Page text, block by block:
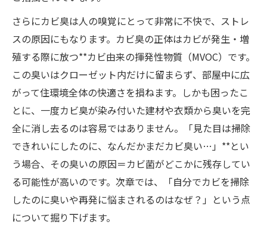
さらにカビ臭は人の嗅覚にとって非常に不快で、ストレ
スの原因にもなります。カビ臭の正体はカビが発生・増
殖する際に放つ**カビ由来の揮発性物質（MVOC）です。
この臭いはクローゼット内だけに留まらず、部屋中に広
がって住環境全体の快適さを損ねます。しかも困ったこ
とに、一度カビ臭が染み付いた建材や衣類から臭いを完
全に消し去るのは容易ではありません。「見た目は掃除
できれいにしたのに、なんだかまだカビ臭い…」**とい
う場合、その臭いの原因＝カビ菌がどこかに残存してい
る可能性が高いのです。次章では、「自分でカビを掃除
したのに臭いや再発に悩まされるのはなぜ？」という点
について掘り下げます。